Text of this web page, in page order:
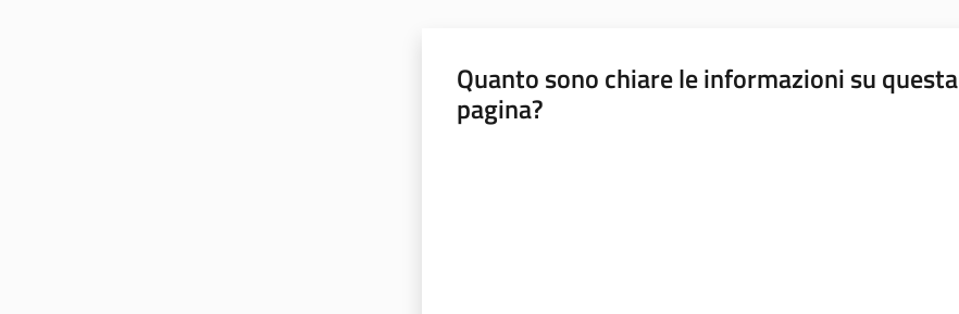
Quanto sono chiare le informazioni su questa
pagina?